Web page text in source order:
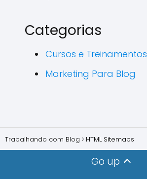
Categorias
Cursos e Treinamentos
Marketing Para Blog
Trabalhando com Blog HTML Sitemaps
Go up